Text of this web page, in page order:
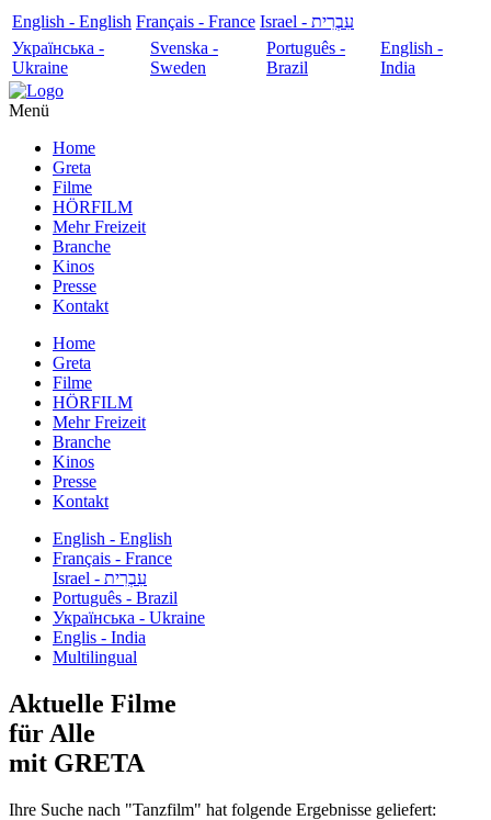
English - English Français - France
עִבְרִית - Israel
Українська -
Ukraine
Svenska -
Sweden
Português -
Brazil
English -
India
Menü
Home
Greta
Filme
HÖRFILM
Mehr Freizeit
Branche
Kinos
Presse
Kontakt
Home
Greta
Filme
HÖRFILM
Mehr Freizeit
Branche
Kinos
Presse
Kontakt
English - English
Français - France
עִבְרִית - Israel
Português - Brazil
Українська - Ukraine
Englis - India
Multilingual
Aktuelle Filme
für Alle
mit GRETA
Ihre Suche nach "Tanzfilm" hat folgende Ergebnisse geliefert: